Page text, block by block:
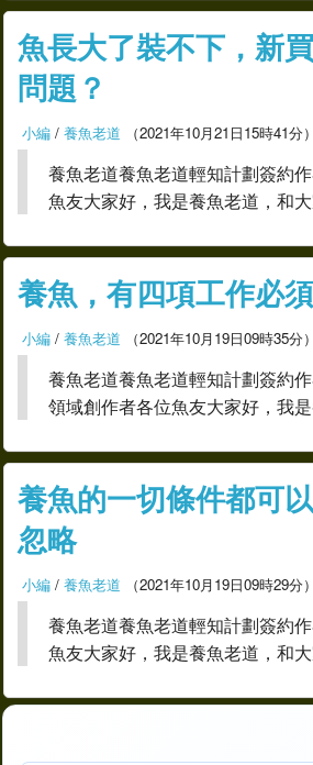
魚長大了裝不下，新
問題？
小編 / 養魚老道 （2021年10月21日15時41分）
養魚老道養魚老道輕知計劃簽約
魚友大家好，我是養魚老道，和
養魚，有四項工作必
小編 / 養魚老道 （2021年10月19日09時35分）
養魚老道養魚老道輕知計劃簽約
領域創作者各位魚友大家好，我
養魚的一切條件都可
忽略
小編 / 養魚老道 （2021年10月19日09時29分）
養魚老道養魚老道輕知計劃簽約
魚友大家好，我是養魚老道，和